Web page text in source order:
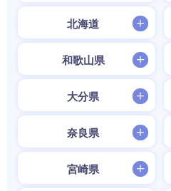
北海道
和歌山県
大分県
奈良県
宮崎県